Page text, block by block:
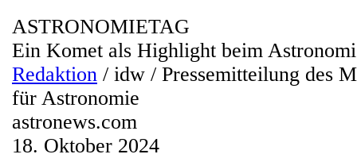
ASTRONOMIETAG
Ein Komet als Highlight beim
Redaktion / idw / Pressemitteilung des
für Astronomie
astronews.com
18. Oktober 2024